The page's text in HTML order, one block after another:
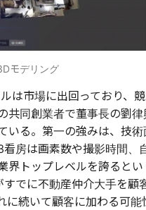
モデリング
は市場に出回っており、競
共同創業者で董事長の劉律
いる。第一の強みは、技術
房は画素数や撮影時間、
界トップレベルを誇るとい
でに不動産仲介大手を顧
に続いて顧客に加わる可能